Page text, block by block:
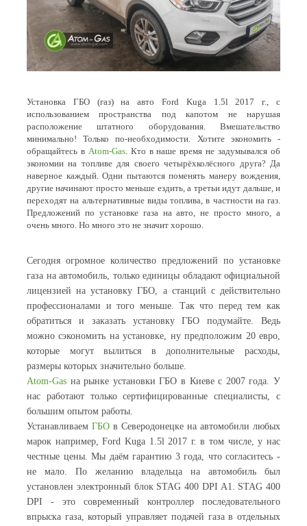
Установка ГБО (газ) на авто Ford Kuga 1.5l 2017 г., с
использованием пространства под капотом не нарушая
расположение штатного оборудования. Вмешательство
минимально! Только по-необходимости. Хотите экономить -
обращайтесь в Atom-Gas. Кто в наше время не задумывался об
экономии на топливе для своего четырёхколёсного друга? Да
наверное каждый. Одни пытаются поменять манеру вождения,
другие начинают просто меньше ездить, а третьи идут дальше, и
переходят на альтернативные виды топлива, в частности на газ.
Предложений по установке газа на авто, не просто много, а
очень много. Но много это не значит хорошо.
Сегодня огромное количество предложений по установке
газа на автомобиль, только единицы обладают официальной
лицензией на установку ГБО, а станций с действительно
профессионалами и того меньше. Так что перед тем как
обратиться и заказать установку ГБО подумайте. Ведь
можно сэкономить на установке, ну предположим 20 евро,
которые могут вылиться в дополнительные расходы,
размеры которых значительно больше.
Atom-Gas на рынке установки ГБО в Киеве с 2007 года. У
нас работают только сертифицированные специалисты, с
большим опытом работы.
Устанавливаем ГБО в Северодонецке на автомобили любых
марок например, Ford Kuga 1.5l 2017 г. в том числе, у нас
честные цены. Мы даём гарантию 3 года, что согласитесь -
не мало. По желанию владельца на автомобиль был
установлен электронный блок STAG 400 DPI A1. STAG 400
DPI - это современный контроллер последовательного
впрыска газа, который управляет подачей газа в отдельных